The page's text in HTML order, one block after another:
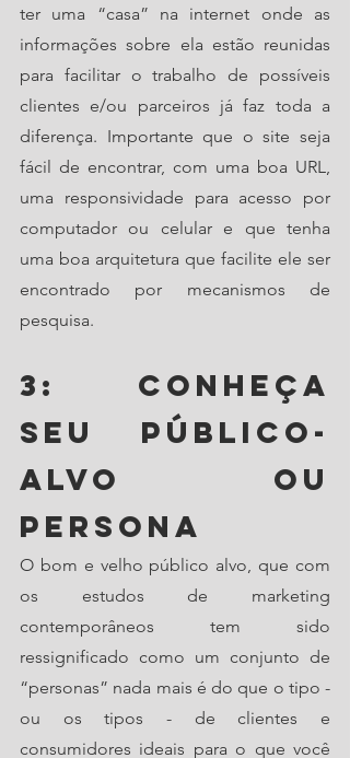
ter uma “casa” na internet onde as
informações sobre ela estão reunidas
para facilitar o trabalho de possíveis
clientes e/ou parceiros já faz toda a
diferença. Importante que o site seja
fácil de encontrar, com uma boa URL,
uma responsividade para acesso por
computador ou celular e que tenha
uma boa arquitetura que facilite ele ser
encontrado por mecanismos de
pesquisa.
3: Conheça
seu público-
alvo ou
persona
O bom e velho público alvo, que com
os estudos de marketing
contemporâneos tem sido
ressignificado como um conjunto de
“personas” nada mais é do que o tipo -
ou os tipos - de clientes e
consumidores ideais para o que você